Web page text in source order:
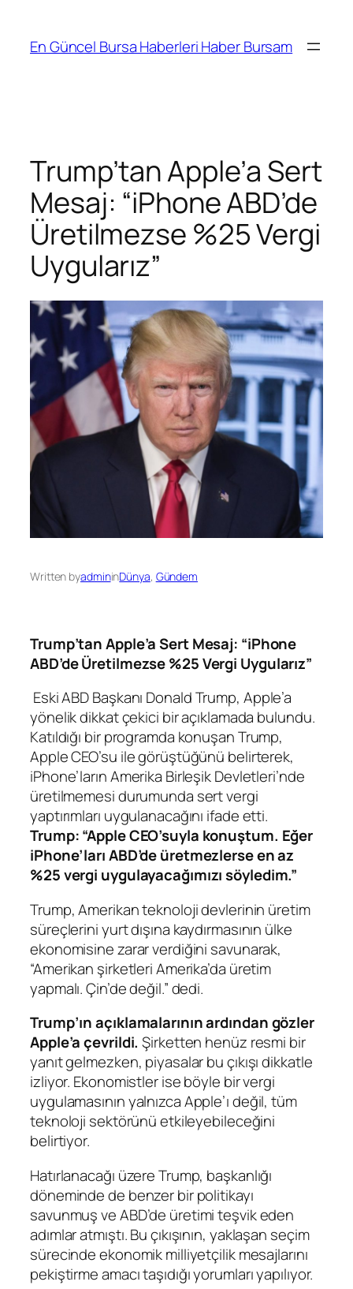
En Güncel Bursa Haberleri Haber Bursam
Trump’tan Apple’a Sert
Mesaj: “iPhone ABD’de
Üretilmezse %25 Vergi
Uygularız”
Written byadmininDünya, Gündem
Trump’tan Apple’a Sert Mesaj: “iPhone
ABD’de Üretilmezse %25 Vergi Uygularız”
Eski ABD Başkanı Donald Trump, Apple’a
yönelik dikkat çekici bir açıklamada bulundu.
Katıldığı bir programda konuşan Trump,
Apple CEO’su ile görüştüğünü belirterek,
iPhone’ların Amerika Birleşik Devletleri’nde
üretilmemesi durumunda sert vergi
yaptırımları uygulanacağını ifade etti.
Trump: “Apple CEO’suyla konuştum. Eğer
iPhone’ları ABD’de üretmezlerse en az
%25 vergi uygulayacağımızı söyledim.”
Trump, Amerikan teknoloji devlerinin üretim
süreçlerini yurt dışına kaydırmasının ülke
ekonomisine zarar verdiğini savunarak,
“Amerikan şirketleri Amerika’da üretim
yapmalı. Çin’de değil.” dedi.
Trump’ın açıklamalarının ardından gözler
Apple’a çevrildi. Şirketten henüz resmi bir
yanıt gelmezken, piyasalar bu çıkışı dikkatle
izliyor. Ekonomistler ise böyle bir vergi
uygulamasının yalnızca Apple’ı değil, tüm
teknoloji sektörünü etkileyebileceğini
belirtiyor.
Hatırlanacağı üzere Trump, başkanlığı
döneminde de benzer bir politikayı
savunmuş ve ABD’de üretimi teşvik eden
adımlar atmıştı. Bu çıkışının, yaklaşan seçim
sürecinde ekonomik milliyetçilik mesajlarını
pekiştirme amacı taşıdığı yorumları yapılıyor.